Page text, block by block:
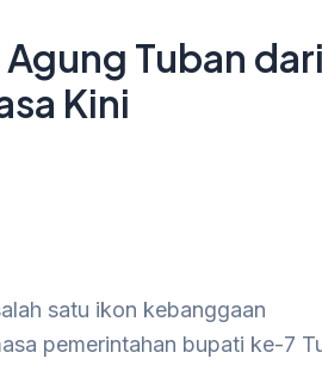
Tuban dari
Kini
satu ikon kebanggaan
pemerintahan bupati ke-7